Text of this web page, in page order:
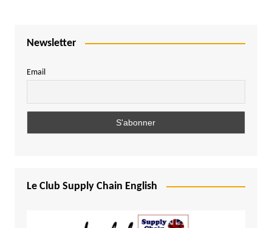
Newsletter
Email
Le Club Supply Chain English